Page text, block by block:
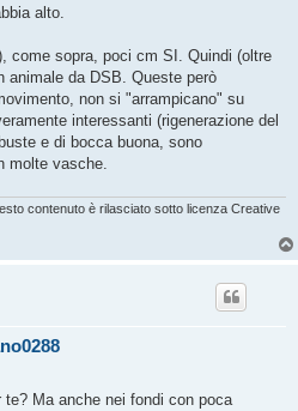
alto.
come sopra, poci cm SI. Quindi (oltre
animale da DSB. Queste però
non si "arrampicano" su
interessanti (rigenerazione del
e di bocca buona, sono
molte vasche.
contenuto è rilasciato sotto licenza Creative
Ma anche nei fondi con poca